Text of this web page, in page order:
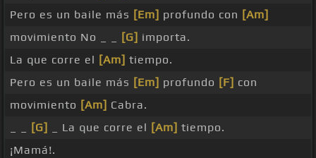
Pero es un baile más [Em] profundo con [Am]
movimiento No _ _
[G] importa.
La que corre el [Am] tiempo.
Pero es un baile más [Em] profundo [F] con
movimiento [Am] Cabra.
[G] _ La que corre el [Am] tiempo.
¡Mamá!.